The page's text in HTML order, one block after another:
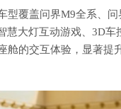
覆盖问界M9全系、
慧大灯互动游戏、3D
舱的交互体验，显著提